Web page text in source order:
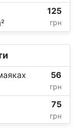
125
грн
56
грн
75
грн